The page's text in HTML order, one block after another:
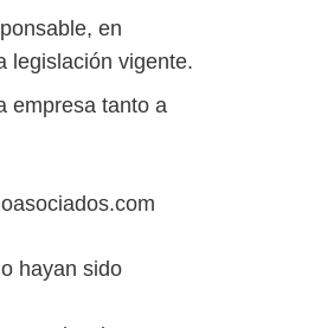
en
legislación vigente.
empresa tanto a
hayan sido